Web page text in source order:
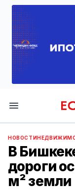
НОВОСТИ
В
дороги
м² земли